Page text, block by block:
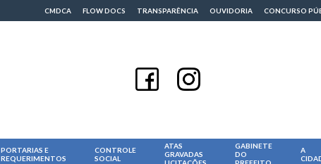
CMDCA FLOW DOCS TRANSPARÊNCIA OUVIDORIA CONCURSO
PORTARIAS E
REQUERIMENTOS
CONTROLE
SOCIAL
ATAS
GRAVADAS
LICITAÇÕES
GABINETE
DO
PREFEITO
A